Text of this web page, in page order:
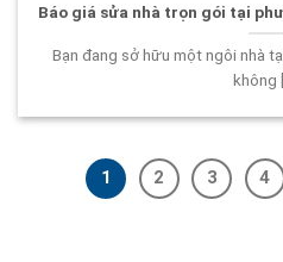
Báo giá sửa nhà trọn gói tại
Bạn đang sở hữu một ngôi nhà
không
1 2 3 4